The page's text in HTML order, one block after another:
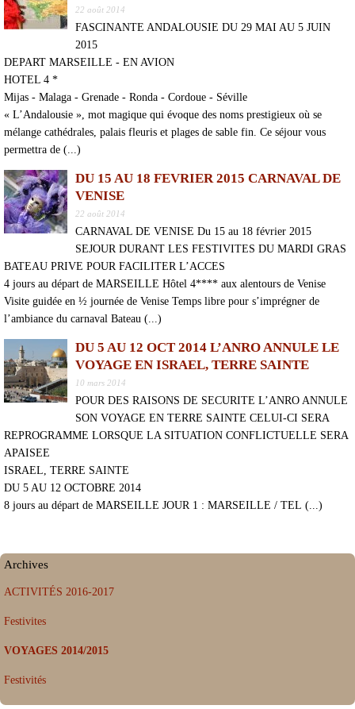
22 août 2014
FASCINANTE ANDALOUSIE DU 29 MAI AU 5 JUIN
2015
DEPART MARSEILLE - EN AVION
HOTEL 4 *
Mijas - Malaga - Grenade - Ronda - Cordoue - Séville
« L’Andalousie », mot magique qui évoque des noms prestigieux où se
mélange cathédrales, palais fleuris et plages de sable fin. Ce séjour vous
permettra de (...)
DU 15 AU 18 FEVRIER 2015 CARNAVAL DE
VENISE
22 août 2014
CARNAVAL DE VENISE Du 15 au 18 février 2015
SEJOUR DURANT LES FESTIVITES DU MARDI GRAS
BATEAU PRIVE POUR FACILITER L’ACCES
4 jours au départ de MARSEILLE Hôtel 4**** aux alentours de Venise
Visite guidée en ½ journée de Venise Temps libre pour s’imprégner de
l’ambiance du carnaval Bateau (...)
DU 5 AU 12 OCT 2014 L’ANRO ANNULE LE
VOYAGE EN ISRAEL, TERRE SAINTE
10 mars 2014
POUR DES RAISONS DE SECURITE L’ANRO ANNULE
SON VOYAGE EN TERRE SAINTE CELUI-CI SERA
REPROGRAMME LORSQUE LA SITUATION CONFLICTUELLE SERA
APAISEE
ISRAEL, TERRE SAINTE
DU 5 AU 12 OCTOBRE 2014
8 jours au départ de MARSEILLE JOUR 1 : MARSEILLE / TEL (...)
Archives
ACTIVITÉS 2016-2017
Festivites
VOYAGES 2014/2015
Festivités